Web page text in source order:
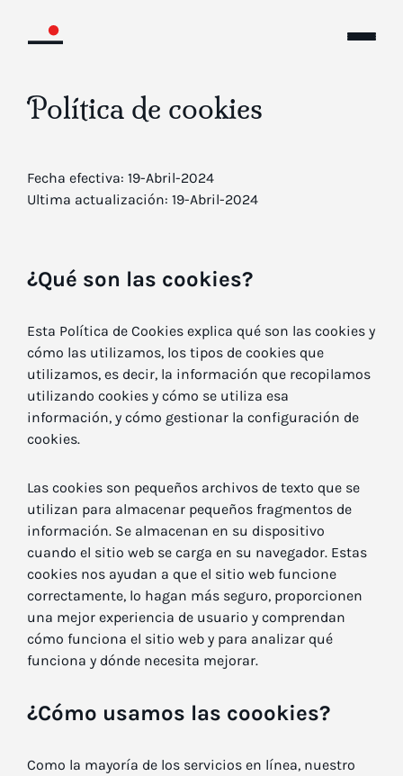
Política de cookies
Fecha efectiva: 19-Abril-2024
Ultima actualización: 19-Abril-2024
¿Qué son las cookies?
Esta Política de Cookies explica qué son las cookies y
cómo las utilizamos, los tipos de cookies que
utilizamos, es decir, la información que recopilamos
utilizando cookies y cómo se utiliza esa
información, y cómo gestionar la configuración de
cookies.
Las cookies son pequeños archivos de texto que se
utilizan para almacenar pequeños fragmentos de
información. Se almacenan en su dispositivo
cuando el sitio web se carga en su navegador. Estas
cookies nos ayudan a que el sitio web funcione
correctamente, lo hagan más seguro, proporcionen
una mejor experiencia de usuario y comprendan
cómo funciona el sitio web y para analizar qué
funciona y dónde necesita mejorar.
¿Cómo usamos las coookies?
Como la mayoría de los servicios en línea, nuestro